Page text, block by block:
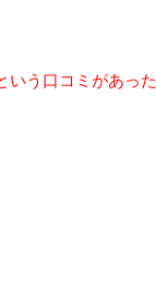
いう口コミがあった